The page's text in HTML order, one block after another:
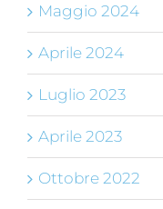
Maggio 2024
Aprile 2024
Luglio 2023
Aprile 2023
Ottobre 2022